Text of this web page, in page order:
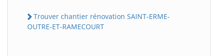
Trouver chantier rénovation SAINT-ERME-
OUTRE-ET-RAMECOURT